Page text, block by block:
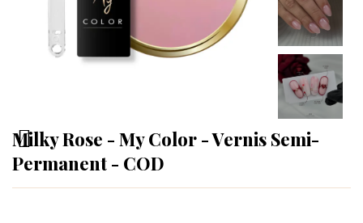
Milky Rose - My Color - Vernis Semi-
Permanent - COD